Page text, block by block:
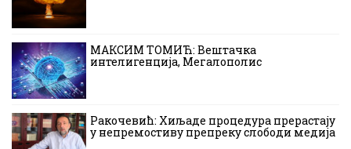
МАКСИМ ТОМИЋ: Вештачка
интелигенција, Мегалополис
Ракочевић: Хиљаде процедура прерастају
у непремостиву препреку слободи медија